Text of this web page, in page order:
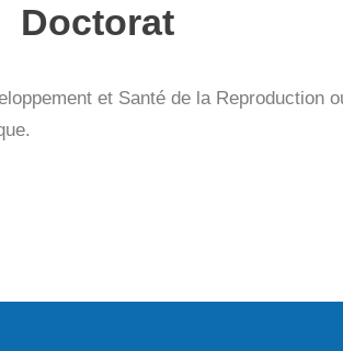
Doctorat
et Santé de la Reproduction